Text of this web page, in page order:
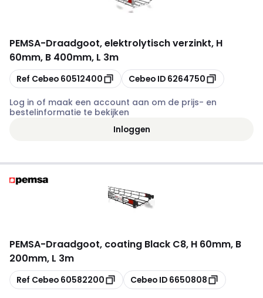
PEMSA-Draadgoot, elektrolytisch verzinkt, H
60mm, B 400mm, L 3m
Kopiëren
Ref Cebeo 60512400 Kopiëren
Cebeo ID 6264750
Log in of maak een account aan om de prijs- en
bestelinformatie te bekijken
Inloggen
PEMSA-Draadgoot, coating Black C8, H 60mm, B
200mm, L 3m
Kopiëren
Ref Cebeo 60582200 Kopiëren
Cebeo ID 6650808